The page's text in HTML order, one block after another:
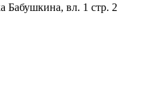
Бабушкина, вл. 1 стр. 2